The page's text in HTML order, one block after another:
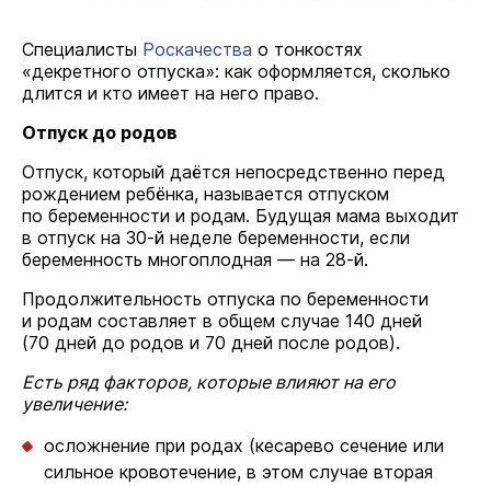
Специалисты Роскачества о тонкостях
«декретного отпуска»: как оформляется, сколько
длится и кто имеет на него право.
Отпуск до родов
Отпуск, который даётся непосредственно перед
рождением ребёнка, называется отпуском
по беременности и родам. Будущая мама выходит
в отпуск на 30-й неделе беременности, если
беременность многоплодная — на 28-й.
Продолжительность отпуска по беременности
и родам составляет в общем случае 140 дней
(70 дней до родов и 70 дней после родов).
Есть ряд факторов, которые влияют на его
увеличение:
осложнение при родах (кесарево сечение или
сильное кровотечение, в этом случае вторая